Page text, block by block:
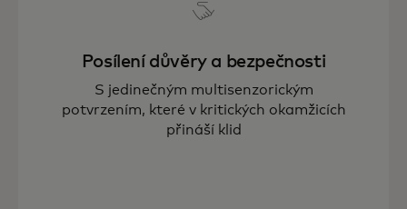
Posílení důvěry a bezpečnosti
S jedinečným multisenzorickým
potvrzením, které v kritických okamžicích
přináší klid